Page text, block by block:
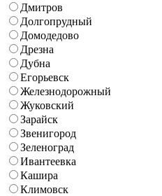
Дмитров
Долгопрудный
Домодедово
Дрезна
Дубна
Егорьевск
Железнодорожный
Жуковский
Зарайск
Звенигород
Зеленоград
Ивантеевка
Кашира
Климовск